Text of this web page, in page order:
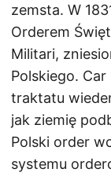
zemsta. W
Orderem
Militari,
Polskiego. Car
traktatu
jak ziemię
Polski order
systemu